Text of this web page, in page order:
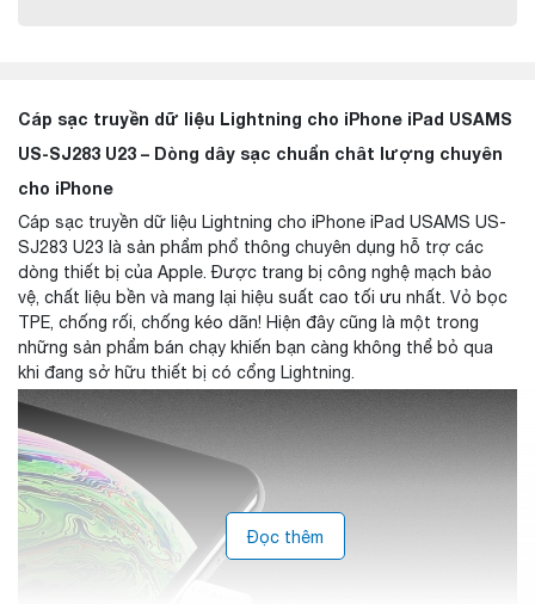
Đọc thêm
Cáp sạc truyền dữ liệu Lightning cho iPhone iPad USAMS
US-SJ283 U23 – Dòng dây sạc chuẩn chât lượng chuyên
cho iPhone
Cáp sạc truyền dữ liệu Lightning cho iPhone iPad USAMS US-
SJ283 U23 là sản phẩm phổ thông chuyên dụng hỗ trợ các
dòng thiết bị của Apple. Được trang bị công nghệ mạch bảo
vệ, chất liệu bền và mang lại hiệu suất cao tối ưu nhất. Vỏ bọc
TPE, chống rối, chống kéo dãn! Hiện đây cũng là một trong
những sản phẩm bán chạy khiến bạn càng không thể bỏ qua
khi đang sở hữu thiết bị có cổng Lightning.